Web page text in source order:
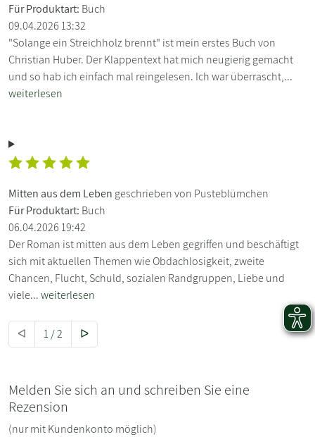
Für Produktart: Buch
09.04.2026 13:32
"Solange ein Streichholz brennt" ist mein erstes Buch von
Christian Huber. Der Klappentext hat mich neugierig gemacht
und so hab ich einfach mal reingelesen. Ich war überrascht,...
weiterlesen
Mitten aus dem Leben geschrieben von Pusteblümchen
Für Produktart: Buch
06.04.2026 19:42
Der Roman ist mitten aus dem Leben gegriffen und beschäftigt
sich mit aktuellen Themen wie Obdachlosigkeit, zweite
Chancen, Flucht, Schuld, sozialen Randgruppen, Liebe und
viele...weiterlesen
ᐊ 1 / 2 ᐅ
Melden Sie sich an und schreiben Sie eine
Rezension
(nur mit Kundenkonto möglich)